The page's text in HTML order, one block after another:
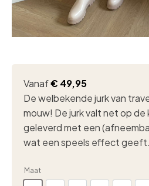
Vanaf€ 49,95
De welbekende jurk van
mouw! De jurk valt net op
geleverd met een
wat een speels effect geeft.
Maat